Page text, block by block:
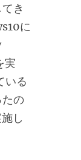
き
に
実
いる
たの
し